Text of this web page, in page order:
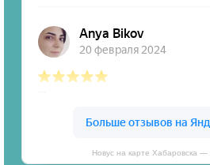
Новус на карте Хабаровска